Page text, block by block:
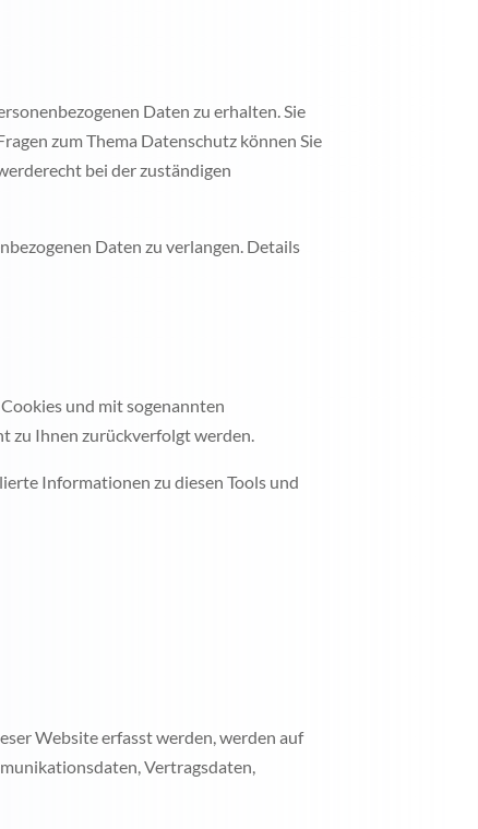
Daten zu erhalten. Sie
zum Thema Datenschutz können Sie
bei der zuständigen
Daten zu verlangen. Details
und mit sogenannten
zu Ihnen zurückverfolgt werden.
Informationen zu diesen Tools und
Website erfasst werden, werden auf
Vertragsdaten,